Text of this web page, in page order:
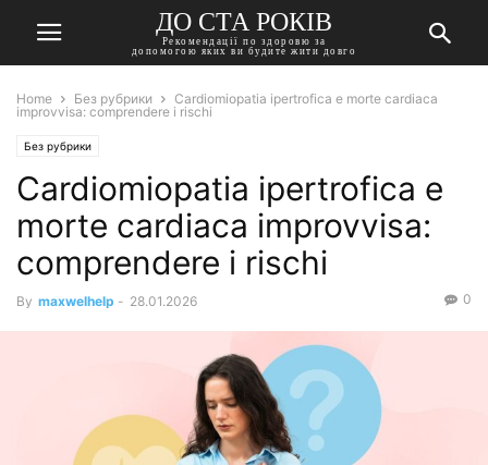
ДО СТА РОКІВ
Рекомендації по здоровю за
допомогою яких ви будите жити довго
Home Без рубрики
Cardiomiopatia ipertrofica e morte cardiaca
improvvisa: comprendere i rischi
Без рубрики
Cardiomiopatia ipertrofica e
morte cardiaca improvvisa:
comprendere i rischi
By maxwelhelp - 28.01.2026 0